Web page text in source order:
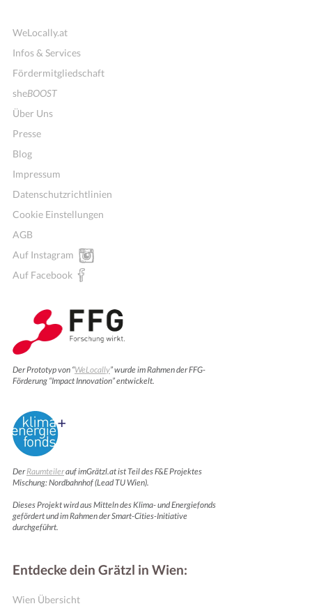
WeLocally.at
Infos & Services
Fördermitgliedschaft
sheBOOST
Über Uns
Presse
Blog
Impressum
Datenschutzrichtlinien
Cookie Einstellungen
AGB
Auf Instagram
Auf Facebook
Der Prototyp von “WeLocally” wurde im Rahmen der FFG-
Förderung “Impact Innovation” entwickelt.
DerRaumteilerauf imGrätzl.at ist Teil des F&E Projektes
Mischung: Nordbahnhof (Lead TU Wien).
Dieses Projekt wird aus Mitteln des Klima- und Energiefonds
gefördert und im Rahmen der Smart-Cities-Initiative
durchgeführt.
Entdecke dein Grätzl in Wien:
Wien Übersicht